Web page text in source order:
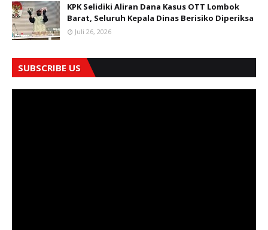
KPK Selidiki Aliran Dana Kasus OTT Lombok
Barat, Seluruh Kepala Dinas Berisiko Diperiksa
Juli 26, 2026
SUBSCRIBE US